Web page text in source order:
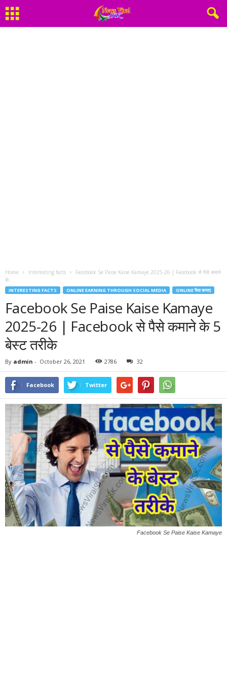
Home Interesting facts
Facebook Se Paise Kaise Kamaye 2025-26 | Facebook से पैसे कमाने
के...
INTERESTING FACTS ONLINE EARNING THROUGH SOCIAL MEDIA ONLINE पैसा कमाए
Facebook Se Paise Kaise Kamaye
2025-26 | Facebook से पैसे कमाने के 5
बेस्ट तरीके
By admin - October 26, 2021 2786 32
Facebook Twitter
Facebook Se Paise Kaise Kamaye